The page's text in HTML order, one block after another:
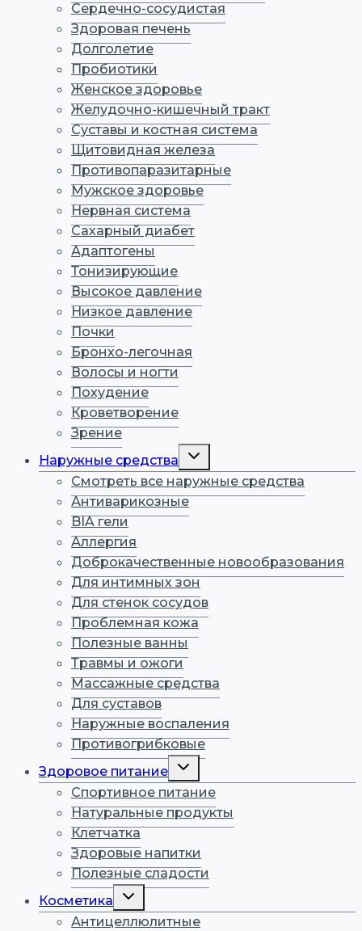
Сердечно-сосудистая
Здоровая печень
Долголетие
Пробиотики
Женское здоровье
Желудочно-кишечный тракт
Суставы и костная система
Щитовидная железа
Противопаразитарные
Мужское здоровье
Нервная система
Сахарный диабет
Адаптогены
Тонизирующие
Высокое давление
Низкое давление
Почки
Бронхо-легочная
Волосы и ногти
Похудение
Кроветворение
Зрение
Наружные средства
Переключить
дочернее
меню
Смотреть все наружные средства
Антиварикозные
BIA гели
Аллергия
Доброкачественные новообразования
Для интимных зон
Для стенок сосудов
Проблемная кожа
Полезные ванны
Травмы и ожоги
Массажные средства
Для суставов
Наружные воспаления
Противогрибковые
Здоровое питание
Переключить
дочернее
меню
Спортивное питание
Натуральные продукты
Клетчатка
Здоровые напитки
Полезные сладости
Косметика
Переключить
дочернее
меню
Антицеллюлитные